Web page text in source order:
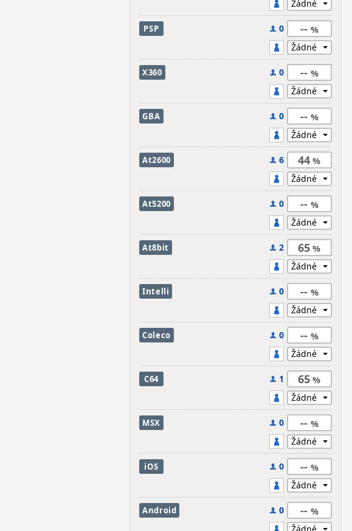
PSP 0 --
X360 0 --
GBA 0 --
At2600 6 44
At5200 0 --
At8bit 2 65
Intelli 0 --
Coleco 0 --
C64 1 65
MSX 0 --
iOS 0 --
Android 0 --